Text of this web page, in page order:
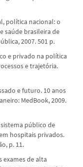
política nacional: o
saúde brasileira de
2007. 501 p.
e privado na política
e trajetória.
e futuro. 10 anos
MedBook, 2009.
público de
hospitais privados.
p. 11.
exames de alta